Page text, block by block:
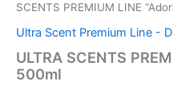
SCENTS PREMIUM LINE
Ultra Scent Premium Line -
ULTRA SCENTS
500ml